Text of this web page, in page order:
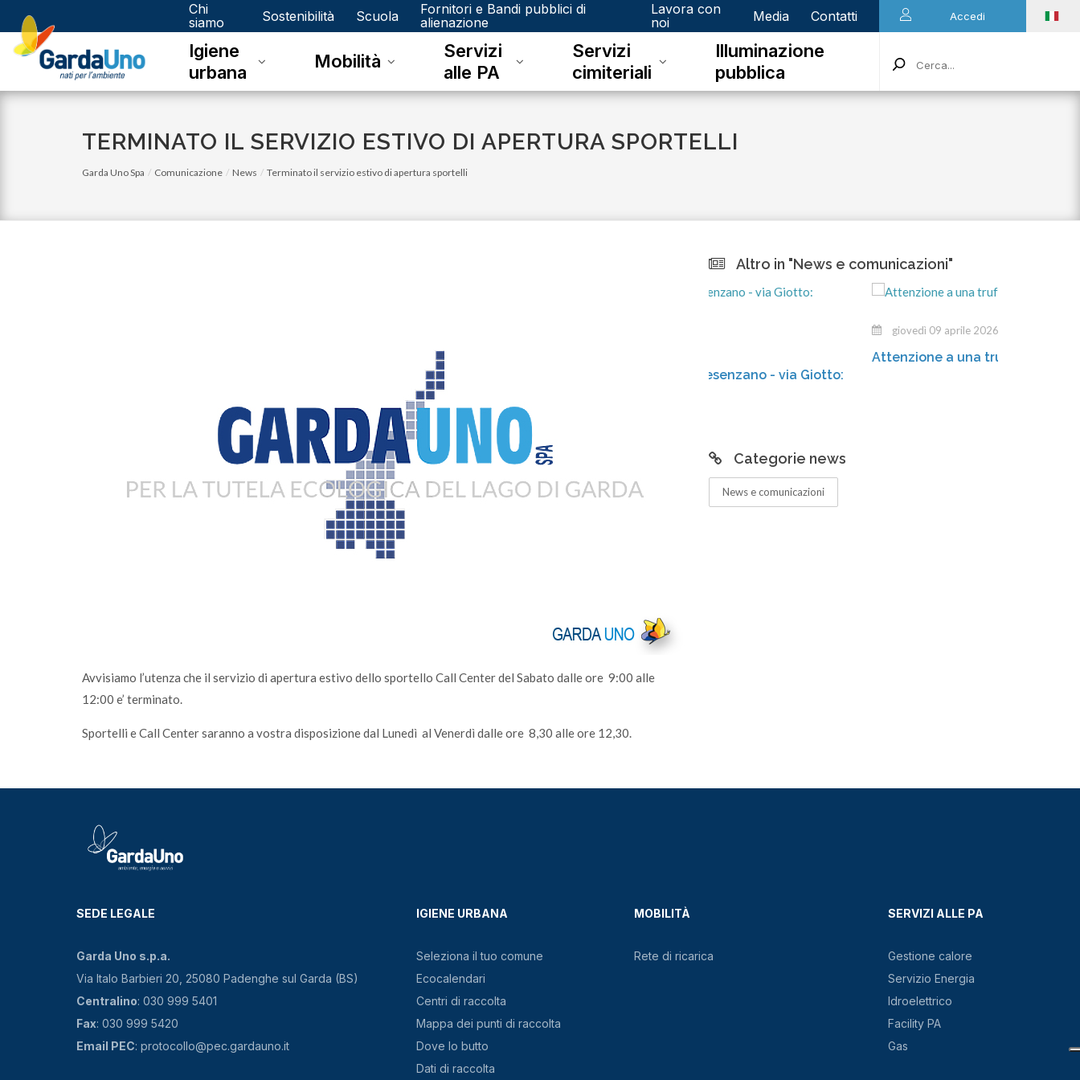
Gardauno
Spa
Chi
siamo
Sostenibilità Scuola
Fornitori e Bandi pubblici di
alienazione
Lavora con
noi
Media Contatti Accedi
Igiene
urbana
Mobilità
Servizi
alle PA
Servizi
cimiteriali
Illuminazione
pubblica
TERMINATO IL SERVIZIO ESTIVO DI APERTURA SPORTELLI
Garda Uno Spa Comunicazione News Terminato il servizio estivo di apertura sportelli
Avvisiamo l’utenza che il servizio di apertura estivo dello sportello Call Center del Sabato dalle ore 9:00 alle
12:00 e’ terminato.
Sportelli e Call Center saranno a vostra disposizione dal Lunedì al Venerdì dalle ore 8,30 alle ore 12,30.
Altro in "News e comunicazioni"
Sono online gli ecocalendari 2026: scaricali e
Centro di Raccolta di Desenzano - via Giotto:
giovedì 09 aprile 2026
Attenzione a una truffa in atto!
Categorie news
News e comunicazioni
SEDE LEGALE
Garda Uno s.p.a.
Via Italo Barbieri 20, 25080 Padenghe sul Garda (BS)
Centralino: 030 999 5401
Fax: 030 999 5420
Email PEC: protocollo@pec.gardauno.it
IGIENE URBANA
Seleziona il tuo comune
Ecocalendari
Centri di raccolta
Mappa dei punti di raccolta
Dove lo butto
Dati di raccolta
MOBILITÀ
Rete di ricarica
SERVIZI ALLE PA
Gestione calore
Servizio Energia
Idroelettrico
Facility PA
Gas